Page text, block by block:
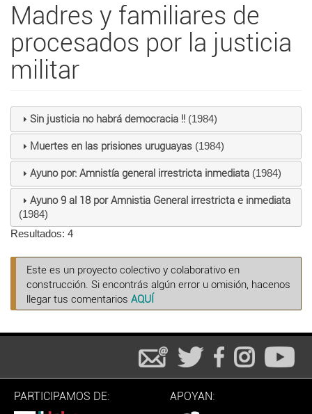
Madres y familiares de
procesados por la justicia
militar
Sin justicia no habrá democracia !!(1984)
Muertes en las prisiones uruguayas(1984)
Ayuno por: Amnistía general irrestricta inmediata(1984)
Ayuno 9 al 18 por Amnistia General irrestricta e inmediata
(1984)
Resultados: 4
Este es un proyecto colectivo y colaborativo en
construcción. Si encontrás algún error u omisión, hacenos
llegar tus comentarios AQUÍ
PARTICIPAMOS DE: APOYAN: